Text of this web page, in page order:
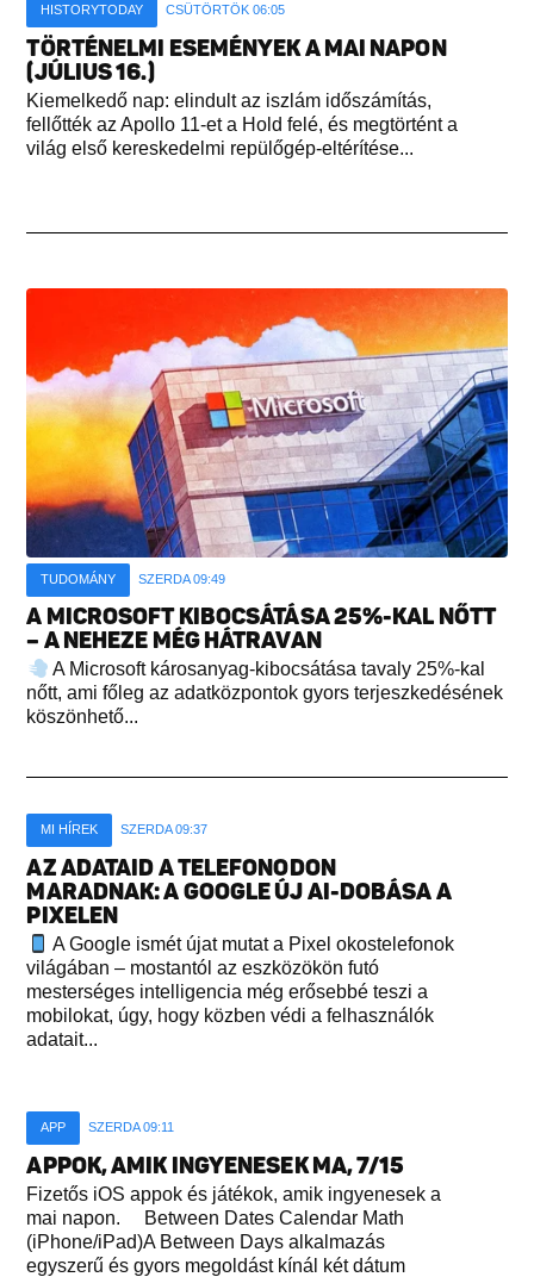
HISTORYTODAY CSÜTÖRTÖK 06:05
TÖRTÉNELMI ESEMÉNYEK A MAI NAPON
(JÚLIUS 16.)
Kiemelkedő nap: elindult az iszlám időszámítás,
fellőtték az Apollo 11-et a Hold felé, és megtörtént a
világ első kereskedelmi repülőgép-eltérítése...
TUDOMÁNY SZERDA 09:49
A MICROSOFT KIBOCSÁTÁSA 25%-KAL NŐTT
– A NEHEZE MÉG HÁTRAVAN
A Microsoft károsanyag-kibocsátása tavaly 25%-kal
nőtt, ami főleg az adatközpontok gyors terjeszkedésének
köszönhető...
MI HÍREK SZERDA 09:37
AZ ADATAID A TELEFONODON
MARADNAK: A GOOGLE ÚJ AI-DOBÁSA A
PIXELEN
A Google ismét újat mutat a Pixel okostelefonok
világában – mostantól az eszközökön futó
mesterséges intelligencia még erősebbé teszi a
mobilokat, úgy, hogy közben védi a felhasználók
adatait...
APP SZERDA 09:11
APPOK, AMIK INGYENESEK MA, 7/15
Fizetős iOS appok és játékok, amik ingyenesek a
mai napon. Between Dates Calendar Math
(iPhone/iPad)A Between Days alkalmazás
egyszerű és gyors megoldást kínál két dátum